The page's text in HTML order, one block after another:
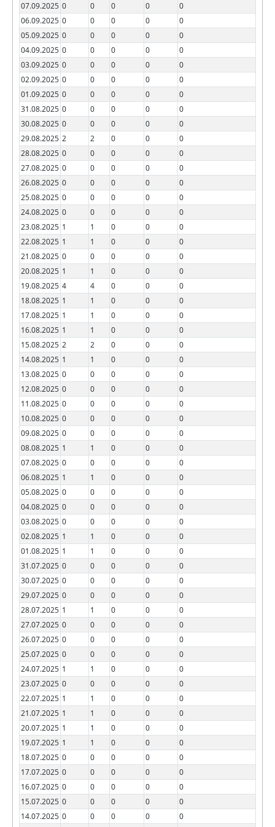
07.09.2025 0 0 0 0
0
06.09.2025 0 0 0 0
0
05.09.2025 0 0 0 0
0
04.09.2025 0 0 0 0
0
03.09.2025 0 0 0 0
0
02.09.2025 0 0 0 0
0
01.09.2025 0 0 0 0
0
31.08.2025 0 0 0 0
0
30.08.2025 0 0 0 0
0
29.08.2025 2 2 0 0
0
28.08.2025 0 0 0 0
0
27.08.2025 0 0 0 0
0
26.08.2025 0 0 0 0
0
25.08.2025 0 0 0 0
0
24.08.2025 0 0 0 0
0
23.08.2025 1 1 0 0
0
22.08.2025 1 1 0 0
0
21.08.2025 0 0 0 0
0
20.08.2025 1 1 0 0
0
19.08.2025 4 4 0 0
0
18.08.2025 1 1 0 0
0
17.08.2025 1 1 0 0
0
16.08.2025 1 1 0 0
0
15.08.2025 2 2 0 0
0
14.08.2025 1 1 0 0
0
13.08.2025 0 0 0 0
0
12.08.2025 0 0 0 0
0
11.08.2025 0 0 0 0
0
10.08.2025 0 0 0 0
0
09.08.2025 0 0 0 0
0
08.08.2025 1 1 0 0
0
07.08.2025 0 0 0 0
0
06.08.2025 1 1 0 0
0
05.08.2025 0 0 0 0
0
04.08.2025 0 0 0 0
0
03.08.2025 0 0 0 0
0
02.08.2025 1 1 0 0
0
01.08.2025 1 1 0 0
0
31.07.2025 0 0 0 0
0
30.07.2025 0 0 0 0
0
29.07.2025 0 0 0 0
0
28.07.2025 1 1 0 0
0
27.07.2025 0 0 0 0
0
26.07.2025 0 0 0 0
0
25.07.2025 0 0 0 0
0
24.07.2025 1 1 0 0
0
23.07.2025 0 0 0 0
0
22.07.2025 1 1 0 0
0
21.07.2025 1 1 0 0
0
20.07.2025 1 1 0 0
0
19.07.2025 1 1 0 0
0
18.07.2025 0 0 0 0
0
17.07.2025 0 0 0 0
0
16.07.2025 0 0 0 0
0
15.07.2025 0 0 0 0
0
14.07.2025 0 0 0 0
0